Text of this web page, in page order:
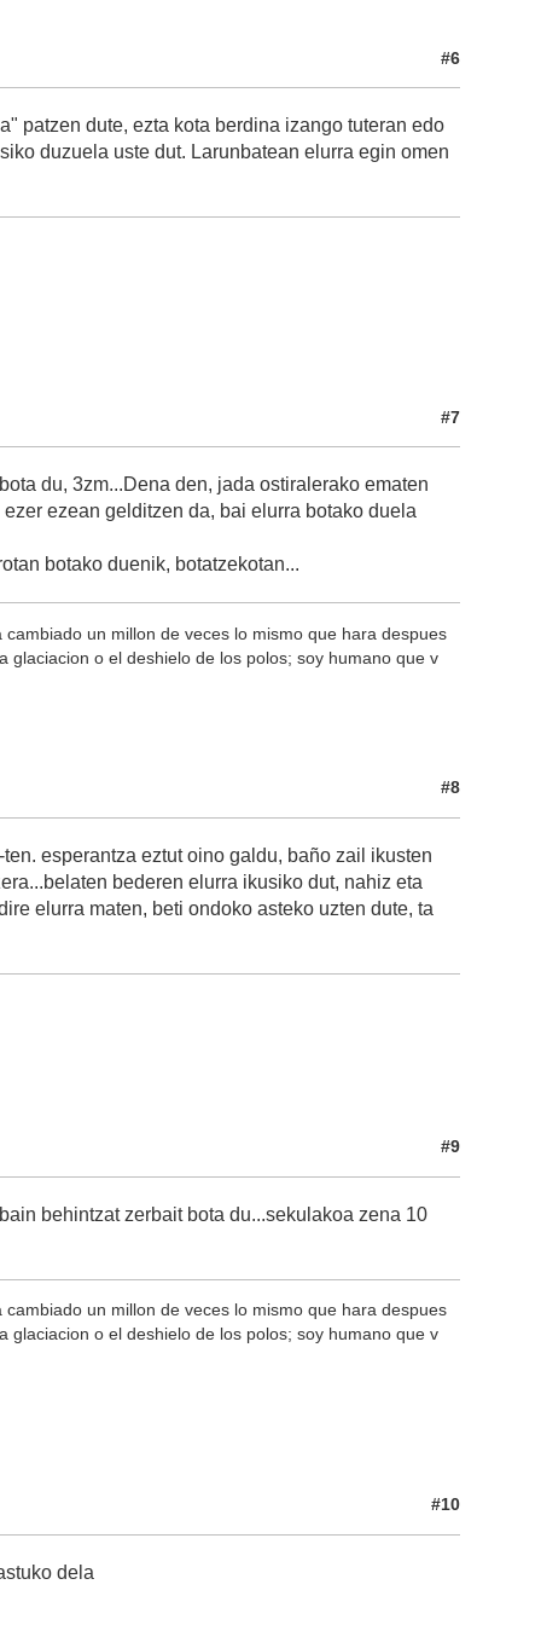
#6
patzen dute, ezta kota berdina izango tuteran edo
duzuela uste dut. Larunbatean elurra egin omen
#7
du, 3zm...Dena den, jada ostiralerako ematen
ezean gelditzen da, bai elurra botako duela
botako duenik, botatzekotan...
un millon de veces lo mismo que hara despues
o el deshielo de los polos; soy humano que v
#8
esperantza eztut oino galdu, baño zail ikusten
bederen elurra ikusiko dut, nahiz eta
elurra maten, beti ondoko asteko uzten dute, ta
#9
behintzat zerbait bota du...sekulakoa zena 10
un millon de veces lo mismo que hara despues
o el deshielo de los polos; soy humano que v
#10
dela